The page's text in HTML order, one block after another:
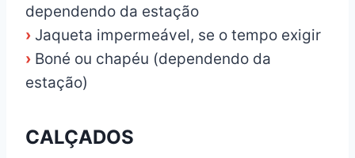
dependendo da estação
› Jaqueta impermeável, se o tempo exigir
› Boné ou chapéu (dependendo da
estação)
CALÇADOS